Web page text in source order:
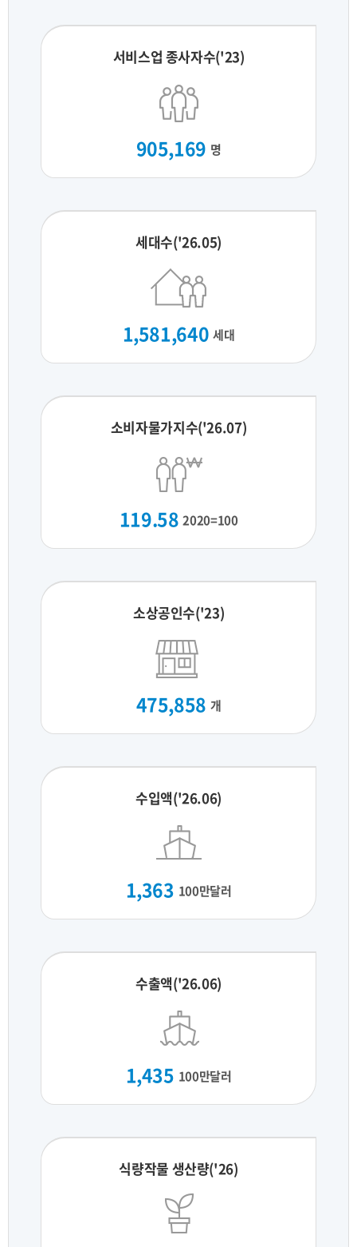
서비스업 종사자수('23)
905,169 명
세대수('26.05)
1,581,640 세대
소비자물가지수('26.07)
119.58 2020=100
소상공인수('23)
475,858 개
수입액('26.06)
1,363 100만달러
수출액('26.06)
1,435 100만달러
식량작물 생산량('26)